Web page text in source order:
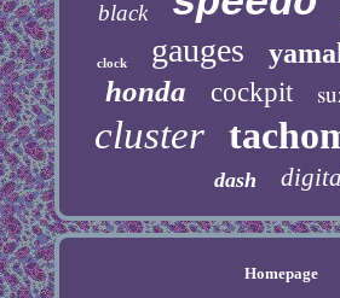
black
clock gauges
honda cockpit
cluster
dash
Homepage